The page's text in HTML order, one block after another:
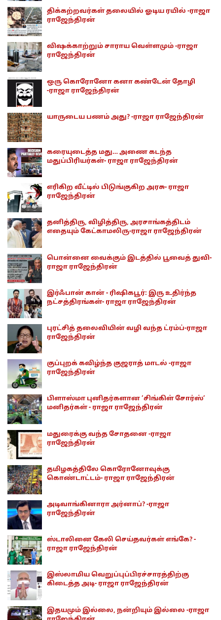
திக்கற்றவர்கள் தலையில் ஓடிய ரயில் -ராஜா
ராஜேந்திரன்
விஷக்காற்றும் சாராய வெள்ளமும் -ராஜா
ராஜேந்திரன்
ஒரு கொரோனோ கனா கண்டேன் தோழி
-ராஜா ராஜேந்திரன்
யாருடைய பணம் அது? -ராஜா ராஜேந்திரன்
கரையுடைத்த மது… அணை கடந்த
மதுப்பிரியர்கள்- ராஜா ராஜேந்திரன்
எரிகிற வீட்டில் பிடுங்குகிற அரசு- ராஜா
ராஜேந்திரன்
தனித்திரு, விழித்திரு, அரசாங்கத்திடம்
எதையும் கேட்காமலிரு-ராஜா ராஜேந்திரன்
பொன்னை வைக்கும் இடத்தில் பூவைத் துவி-
ராஜா ராஜேந்திரன்
இர்ஃபான் கான் - ரிஷிகபூர்: இரு உதிர்ந்த
நட்சத்திரங்கள்- ராஜா ராஜேந்திரன்
புரட்சித் தலைவியின் வழி வந்த ட்ரம்ப்-ராஜா
ராஜேந்திரன்
குப்புறக் கவிழ்ந்த குஜராத் மாடல் -ராஜா
ராஜேந்திரன்
பிளாஸ்மா புனிதர்களான ’சிங்கிள் சோர்ஸ்’
மனிதர்கள் - ராஜா ராஜேந்திரன்
மதுரைக்கு வந்த சோதனை -ராஜா
ராஜேந்திரன்
தமிழகத்திலே கொரோனோவுக்கு
கொண்டாட்டம்- ராஜா ராஜேந்திரன்
அடிவாங்கினாரா அர்னாப்? -ராஜா
ராஜேந்திரன்
ஸ்டாலினை கேலி செய்தவர்கள் எங்கே? -
ராஜா ராஜேந்திரன்
இஸ்லாமிய வெறுப்புப்பிரச்சாரத்திற்கு
கிடைத்த அடி- ராஜா ராஜேந்திரன்
இதயமும் இல்லை, நன்றியும் இல்லை -ராஜா